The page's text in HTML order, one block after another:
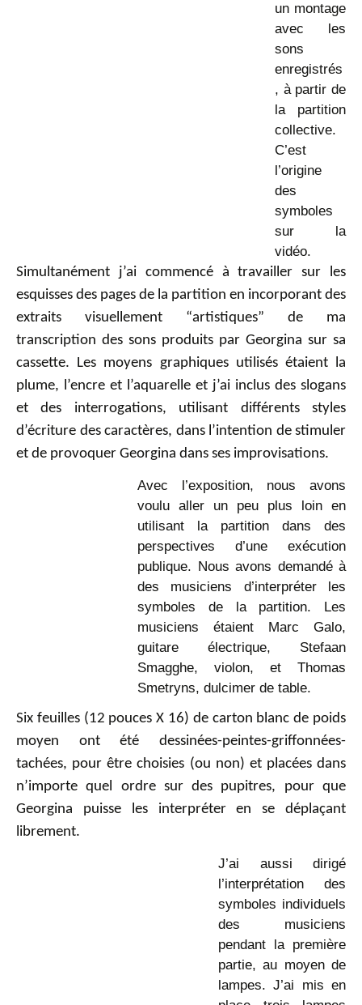
un montage
avec les
sons
enregistrés
, à partir de
la partition
collective.
C’est
l’origine
des
symboles
sur la
vidéo.
Simultanément j’ai commencé à travailler sur les
esquisses des pages de la partition en incorporant des
extraits visuellement “artistiques” de ma
transcription des sons produits par Georgina sur sa
cassette. Les moyens graphiques utilisés étaient la
plume, l’encre et l’aquarelle et j’ai inclus des slogans
et des interrogations, utilisant différents styles
d’écriture des caractères, dans l’intention de stimuler
et de provoquer Georgina dans ses improvisations.
Avec l’exposition, nous avons
voulu aller un peu plus loin en
utilisant la partition dans des
perspectives d’une exécution
publique. Nous avons demandé à
des musiciens d’interpréter les
symboles de la partition. Les
musiciens étaient Marc Galo,
guitare électrique, Stefaan
Smagghe, violon, et Thomas
Smetryns, dulcimer de table.
Six feuilles (12 pouces X 16) de carton blanc de poids
moyen ont été dessinées-peintes-griffonnées-
tachées, pour être choisies (ou non) et placées dans
n’importe quel ordre sur des pupitres, pour que
Georgina puisse les interpréter en se déplaçant
librement.
J’ai aussi dirigé
l’interprétation des
symboles individuels
des musiciens
pendant la première
partie, au moyen de
lampes. J’ai mis en